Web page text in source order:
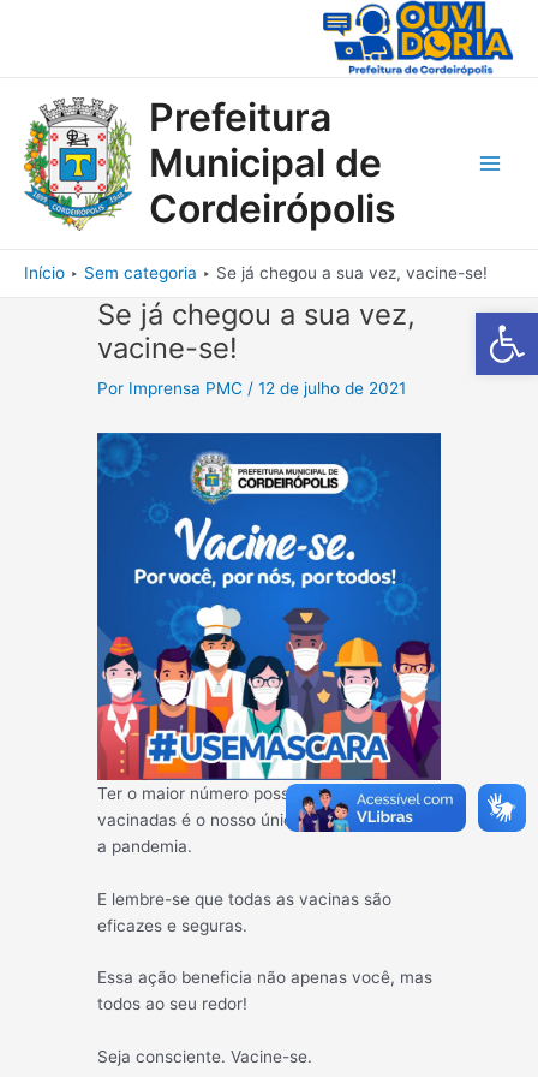
Barra de
Prefeitura
Municipal de
Cordeirópolis
Início Sem categoria Se já chegou a sua vez, vacine-se!
Se já chegou a sua vez,
vacine-se!
Por Imprensa PMC /12 de julho de 2021
Ter o maior número possível de pessoas
vacinadas é o nosso único meio de vencer
a pandemia.
E lembre-se que todas as vacinas são
eficazes e seguras.
Essa ação beneficia não apenas você, mas
todos ao seu redor!
Seja consciente. Vacine-se.